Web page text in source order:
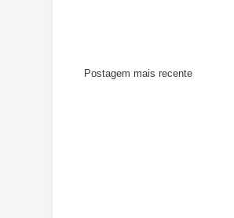
Postagem mais recente